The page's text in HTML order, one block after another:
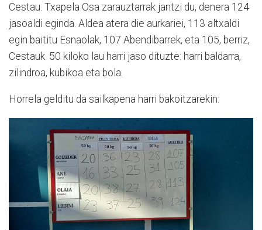
Cestau. Txapela Osa zarauztarrak jantzi du, denera 124
jasoaldi eginda. Aldea atera die aurkariei, 113 altxaldi
egin baititu Esnaolak, 107 Abendibarrek, eta 105, berriz,
Cestauk. 50 kiloko lau harri jaso dituzte: harri baldarra,
zilindroa, kubikoa eta bola.
Horrela gelditu da sailkapena harri bakoitzarekin: